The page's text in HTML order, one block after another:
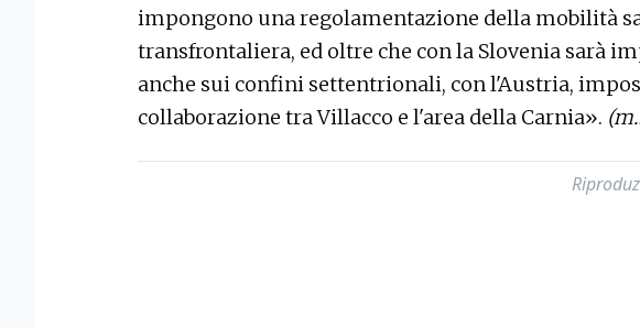
impongono una regolamentazione della mobilità
transfrontaliera, ed oltre che con la Slovenia sarà
anche sui confini settentrionali, con l'Austria,
collaborazione tra Villacco e l'area della Carnia».